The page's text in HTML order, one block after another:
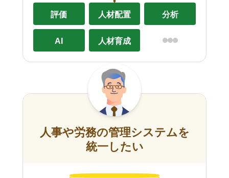
評価 人材配置 分析
AI 人材育成
人事や労務の管理システムを
統一したい